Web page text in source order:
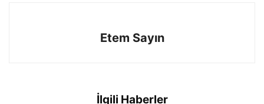
Etem Sayın
İlgili Haberler